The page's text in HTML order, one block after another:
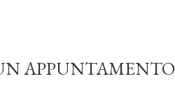
APPUNTAMENTO